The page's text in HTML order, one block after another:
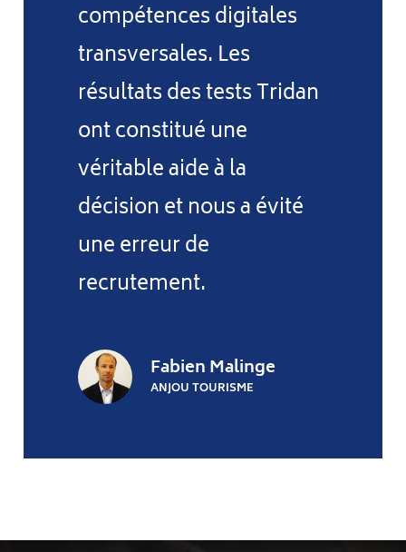
compétences digitales
transversales. Les
résultats des tests Tridan
ont constitué une
véritable aide à la
décision et nous a évité
une erreur de
recrutement.
Fabien Malinge
ANJOU TOURISME